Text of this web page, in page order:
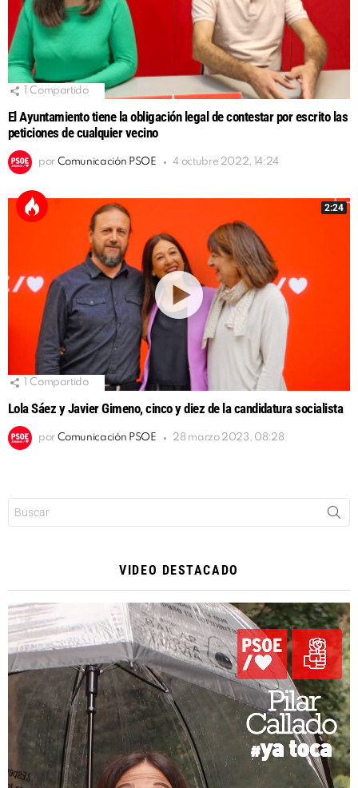
Compartido
El Ayuntamiento tiene la obligación legal de contestar por escrito las
peticiones de cualquier vecino
por Comunicación PSOE 4 octubre 2022, 14:24
2:24
Compartido
Lola Sáez y Javier Gimeno, cinco y diez de la candidatura socialista
por Comunicación PSOE 28 marzo 2023, 08:28
VIDEO DESTACADO
Reproductor
de
vídeo